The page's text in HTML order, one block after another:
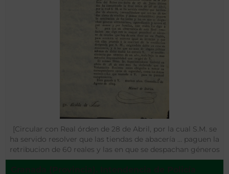
[Circular con Real órden de 28 de Abril, por la cual S.M. se
ha servido resolver que las tiendas de abacería … paguen la
retribucion de 60 reales y las en que se despachan géneros
ultamarinos, aguardientes y licores al por menor y por